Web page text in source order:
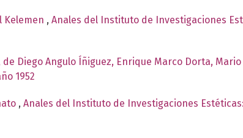
Kelemen , Anales del Instituto de Investigaciones
Diego Angulo Íñiguez, Enrique Marco Dorta, Mario
1952
, Anales del Instituto de Investigaciones